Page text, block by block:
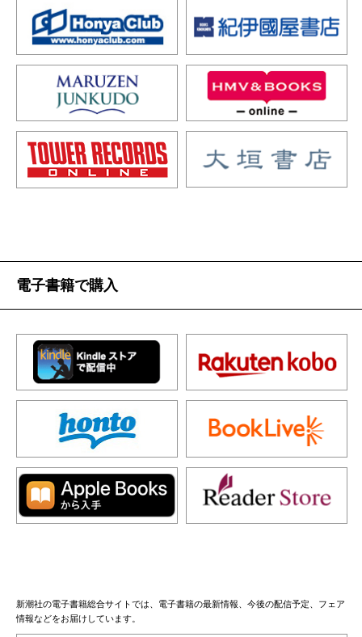
電子書籍で購入
新潮社の電子書籍総合サイトでは、電子書籍の最新情報、今後の配信予定、フェア
情報などをお届けしています。